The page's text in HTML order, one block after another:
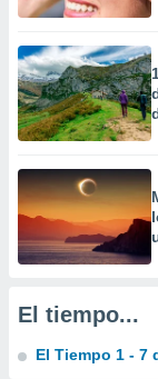
1199
El tiempo...
El Tiempo 1 - 7